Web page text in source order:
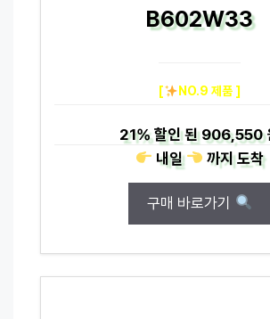
B602W33
[ NO.9 제품 ]
21%할인 된906,550
내일
까지도착
구매 바로가기